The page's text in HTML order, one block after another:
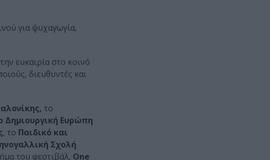
για ψυχαγωγία,
ευκαιρία στο κοινό
διευθυντές και
το
Δημιουργική Ευρώπη
, το Παιδικό και
Σχολή
του φεστιβάλ, One